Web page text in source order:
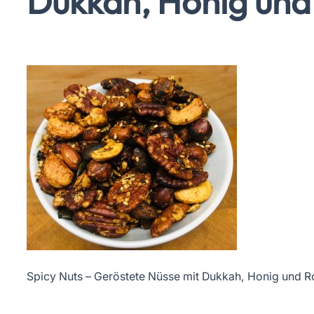
Spicy Nuts – Geröstete Nüsse mit Dukkah, Honig und